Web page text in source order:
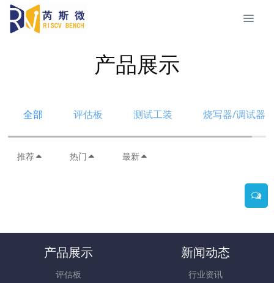
产品展示
全部 评估板 测试工装 烧写器/调试器
推荐 热门 最新
产品展示
评估板
新闻动态
行业资讯